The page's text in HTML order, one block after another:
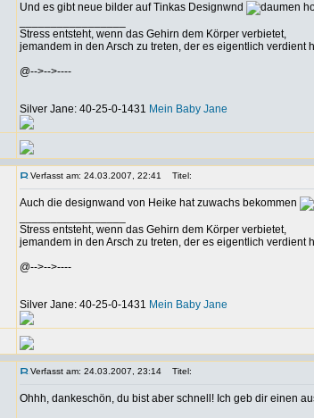
Und es gibt neue bilder auf Tinkas Designwnd
Stress entsteht, wenn das Gehirn dem Körper verbietet,
jemandem in den Arsch zu treten, der es eigentlich verdient
@-->-->----
Silver Jane: 40-25-0-1431 Mein Baby Jane
Verfasst am: 24.03.2007, 22:41 Titel:
Auch die designwand von Heike hat zuwachs bekommen
Stress entsteht, wenn das Gehirn dem Körper verbietet,
jemandem in den Arsch zu treten, der es eigentlich verdient
@-->-->----
Silver Jane: 40-25-0-1431 Mein Baby Jane
Verfasst am: 24.03.2007, 23:14 Titel:
Ohhh, dankeschön, du bist aber schnell! Ich geb dir einen